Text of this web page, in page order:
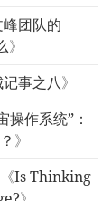
团队的
》
事之八》
操作系统”：
》
Is Thinking